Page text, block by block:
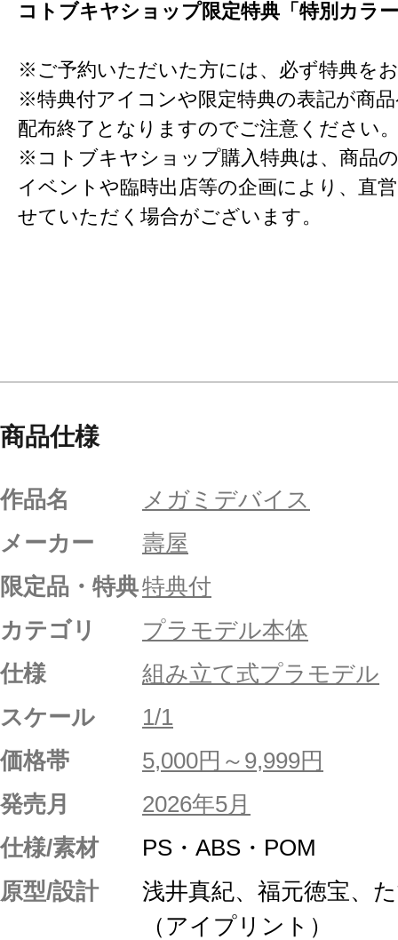
コトブキヤショップ限定特典「特別カラ
※ご予約いただいた方には、必ず特典を
※特典付アイコンや限定特典の表記が商
配布終了となりますのでご注意ください
※コトブキヤショップ購入特典は、商品
イベントや臨時出店等の企画により、直
せていただく場合がございます。
商品仕様
作品名
メガミデバイス
メーカー
壽屋
限定品・特典特典付
カテゴリ
プラモデル本体
仕様
組み立て式プラモデル
スケール
1/1
価格帯
5,000円～9,999円
発売月
2026年5月
仕様/素材
PS・ABS・POM
原型/設計
浅井真紀、福元徳宝、
（アイプリント）